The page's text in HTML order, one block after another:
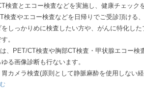
検査とエコー検査などを実施し、健康チェック
検査やエコー検査などを日帰りでご受診頂ける、
しっかりめに検査したい方や、がんに特化した
。
、PET/CT検査や胸部CT検査・甲状腺エコー検
る画像診断も行ないます。
カメラ検査(原則として静脈麻酔を使用しない
ので、胃がんもしっかりチェックして頂けます